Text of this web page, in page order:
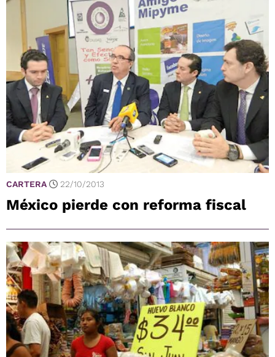
CARTERA 22/10/2013
México pierde con reforma fiscal